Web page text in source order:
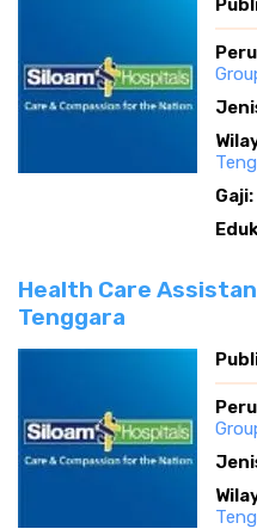
Gaji:
Health Care
Tenggara